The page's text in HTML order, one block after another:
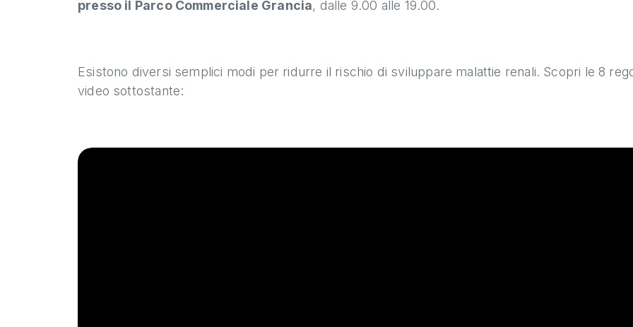
presso il Parco Commerciale Grancia, dalle 9.00 alle 19.00.
Esistono diversi semplici modi per ridurre il rischio di sviluppare malattie renali. Scopri le 8
video sottostante: